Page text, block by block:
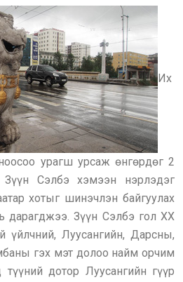
Их
урагш урсаж өнгөрдөг 2
Сэлбэ хэмээн нэрлэдэг
хотыг шинэчлэн байгуулах
дарагджээ. Зүүн Сэлбэ гол ХХ
үйлчний, Луусангийн, Дарсны,
гэх мэт долоо найм орчим
түүний дотор Луусангийн гүүр